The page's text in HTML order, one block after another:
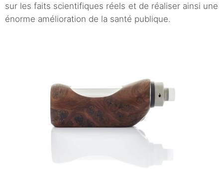
sur les faits scientifiques réels et de réaliser ainsi une
énorme amélioration de la santé publique.